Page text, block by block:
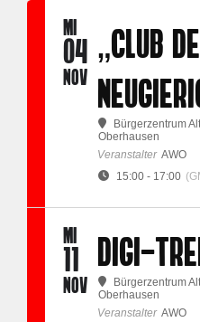
MI
04
NOV
„CLUB
Bürgerzentrum
Oberhausen
Veranstalter AWO
15:00 - 17:00
MI
11
NOV
DIGI-
Bürgerzentrum
Oberhausen
Veranstalter AWO